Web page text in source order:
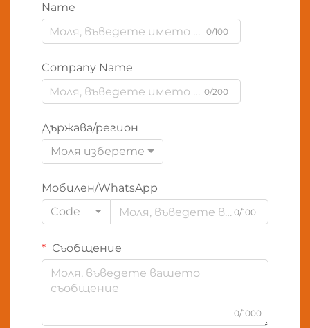
Name
0/100
Company Name
0/200
Държава/регион
Моля изберете
Мобилен/WhatsApp
Code
0/100
Съобщение
0/1000